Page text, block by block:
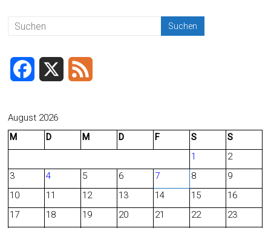
c
b
o
August 2026
M
D M D F S
S
1
2
3
4 5 6 7 8
9
10
11 12 13 14 15
16
17
18 19 20 21 22
23